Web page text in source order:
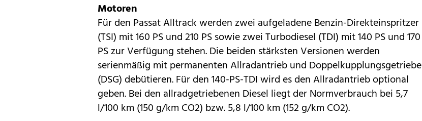
Motoren
Für den Passat Alltrack werden zwei aufgeladene Benzin-Direkteinspritzer
(TSI) mit 160 PS und 210 PS sowie zwei Turbodiesel (TDI) mit 140 PS und 170
PS zur Verfügung stehen. Die beiden stärksten Versionen werden
serienmäßig mit permanenten Allradantrieb und Doppelkupplungsgetriebe
(DSG) debütieren. Für den 140-PS-TDI wird es den Allradantrieb optional
geben. Bei den allradgetriebenen Diesel liegt der Normverbrauch bei 5,7
l/100 km (150 g/km CO2) bzw. 5,8 l/100 km (152 g/km CO2).